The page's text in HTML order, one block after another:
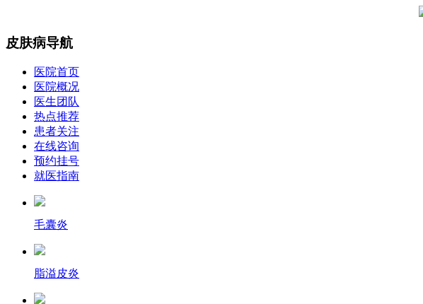
皮肤病导航
医院首页
医院概况
医生团队
热点推荐
患者关注
在线咨询
预约挂号
就医指南
毛囊炎
脂溢皮炎